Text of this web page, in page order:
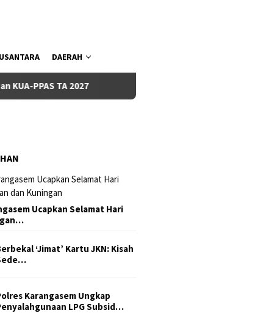
DAERAH
2027 Pemkab dan DPRD Badung Sepakati KUA-
Ucapkan Selamat Hari
‘Jimat’ Kartu JKN: Kisah
Karangasem Ungkap
LPG Subsid…